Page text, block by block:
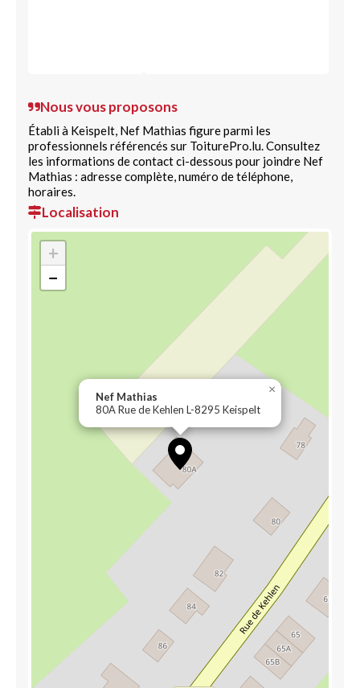
Nous vous proposons
Établi à Keispelt, Nef Mathias figure parmi les
professionnels référencés sur ToiturePro.lu. Consultez
les informations de contact ci-dessous pour joindre Nef
Mathias : adresse complète, numéro de téléphone,
horaires.
Localisation
Nef Mathias
80A Rue de Kehlen L-8295 Keispelt
×
+
−